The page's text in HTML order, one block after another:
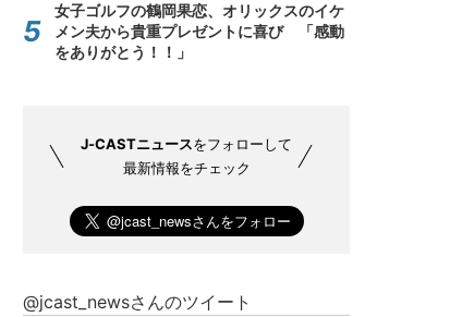
女子ゴルフの鶴岡果恋、オリックスのイケ
メン夫から貴重プレゼントに喜び 「感動
をありがとう！！」
J-CASTニュースをフォローして
最新情報をチェック
@jcast_newsさんのツイート